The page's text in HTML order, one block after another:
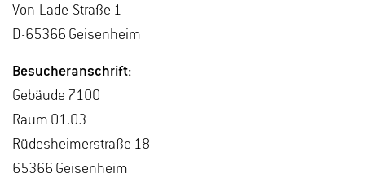
Von-La­de-Stra­ße 1
D-65366 Gei­sen­heim
Be­su­cher­an­schrift:
Ge­bäu­de 7100
Raum 01.03
Rü­des­hei­mer­stra­ße 18
65366 Gei­sen­heim